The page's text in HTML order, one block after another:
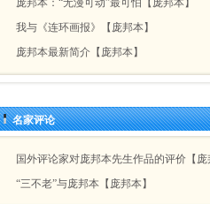
庞邦本：“无漫可动”最可怕【庞邦本】
我与《连环画报》【庞邦本】
庞邦本最新简介【庞邦本】
名家评论
国外评论家对庞邦本先生作品的评价【庞
“三不老”与庞邦本【庞邦本】